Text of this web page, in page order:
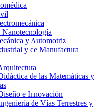
Nanotecnología
y Automotriz
y de Manufactura
de las Matemáticas y
e Innovación
de Vías Terrestres y